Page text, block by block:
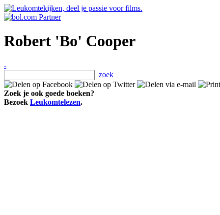
Robert 'Bo' Cooper
-
zoek
Zoek je ook goede boeken?
Bezoek Leukomtelezen.